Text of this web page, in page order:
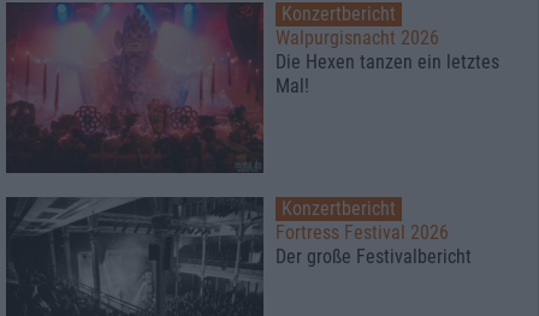
Konzertbericht
Walpurgisnacht 2026
Die Hexen tanzen ein letztes
Mal!
Konzertbericht
Fortress Festival 2026
Der große Festivalbericht